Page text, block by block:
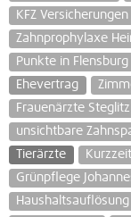
KFZ
Zahnprophylaxe
Punkte in
Ehevertrag
Frauenärzte Steglitz
unsichtbare
Tierärzte
Grünpflege